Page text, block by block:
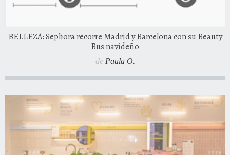
BELLEZA: Sephora recorre Madrid y Barcelona con su Beauty
Bus navideño
de Paula O.